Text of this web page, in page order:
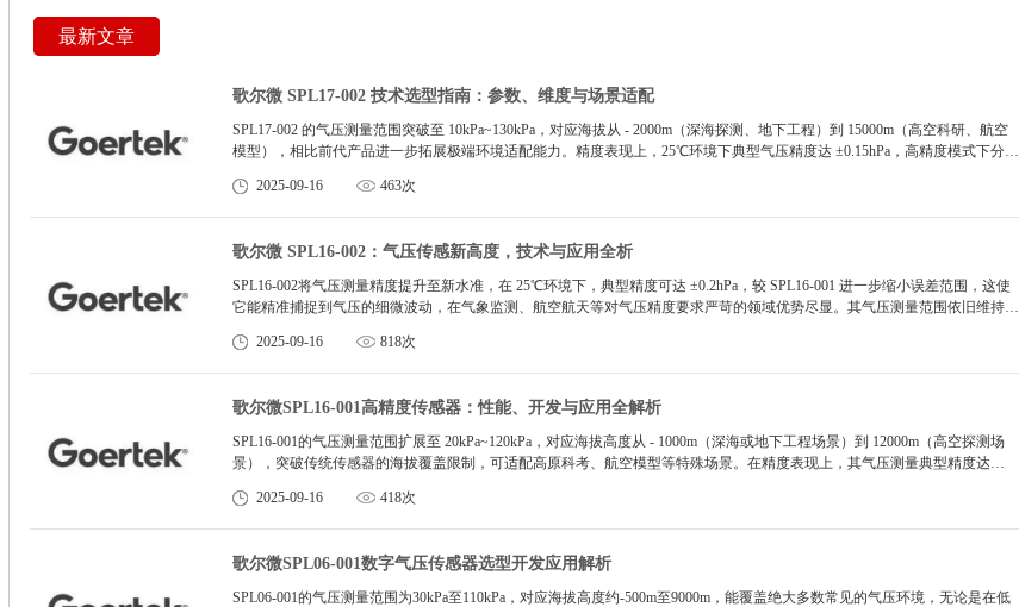
最新文章
歌尔微 SPL17-002 技术选型指南：参数、维度与场景适配
SPL17-002 的气压测量范围突破至 10kPa~130kPa，对应海拔从 - 2000m（深海探测、地下工程）到 15000m（高空科研、航空
模型），相比前代产品进一步拓展极端环境适配能力。精度表现上，25℃环境下典型气压精度达 ±0.15hPa，高精度模式下分
2025-09-16 463次
歌尔微 SPL16-002：气压传感新高度，技术与应用全析
SPL16-002将气压测量精度提升至新水准，在 25℃环境下，典型精度可达 ±0.2hPa，较 SPL16-001 进一步缩小误差范围，这使
它能精准捕捉到气压的细微波动，在气象监测、航空航天等对气压精度要求严苛的领域优势尽显。其气压测量范围依旧维持在
面，-40℃ - 105℃的宽温范围延续不变，精度则优化至 ±0.25℃，优于多数同类产品，为高温工业制程、低温冷链物流等场景
提供更可靠的度数据支撑。
2025-09-16 818次
歌尔微SPL16-001高精度传感器：性能、开发与应用全解析
SPL16-001的气压测量范围扩展至 20kPa~120kPa，对应海拔高度从 - 1000m（深海或地下工程场景）到 12000m（高空探测场
景），突破传统传感器的海拔覆盖限制，可适配高原科考、航空模型等特殊场景。在精度表现上，其气压测量典型精度达
变化，为室内微定位、精密设备高度校准等场景提供数据支撑。
2025-09-16 418次
歌尔微SPL06-001数字气压传感器选型开发应用解析
SPL06-001的气压测量范围为30kPa至110kPa，对应海拔高度约-500m至9000m，能覆盖绝大多数常见的气压环境，无论是在低